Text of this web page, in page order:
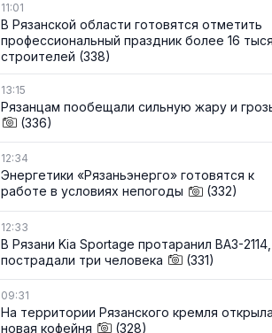
11:01
В Рязанской области готовятся отметить
профессиональный праздник более 16
строителей (338)
13:15
Рязанцам пообещали сильную жару и
(336)
12:34
Энергетики «Рязаньэнерго» готовятся к
работе в условиях непогоды
(332)
12:33
В Рязани Kia Sportage протаранил ВАЗ-2114,
пострадали три человека
(331)
09:31
На территории Рязанского кремля
новая кофейня
(328)